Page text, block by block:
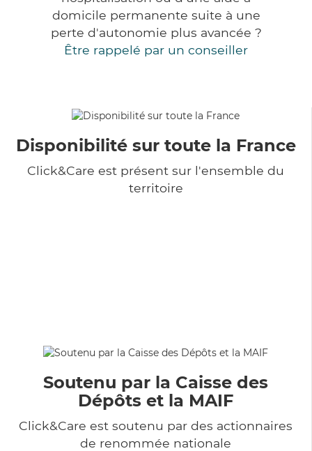
domicile permanente suite à une
perte d'autonomie plus avancée ?
Être rappelé par un conseiller
Disponibilité sur toute la France
Click&Care est présent sur l'ensemble du
territoire
Soutenu par la Caisse des
Dépôts et la MAIF
Click&Care est soutenu par des actionnaires
de renommée nationale